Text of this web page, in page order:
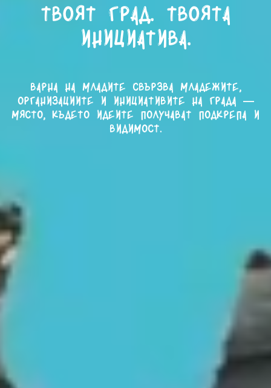
Твоят град. Твоята
инициатива.
Варна на младите свързва младежите,
организациите и инициативите на града —
място, където идеите получават подкрепа и
видимост.